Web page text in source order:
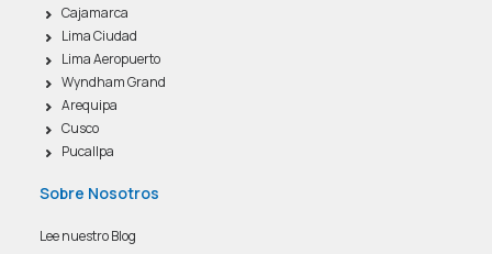
Cajamarca
Lima Ciudad
Lima Aeropuerto
Wyndham Grand
Arequipa
Cusco
Pucallpa
Sobre Nosotros
Lee nuestro Blog